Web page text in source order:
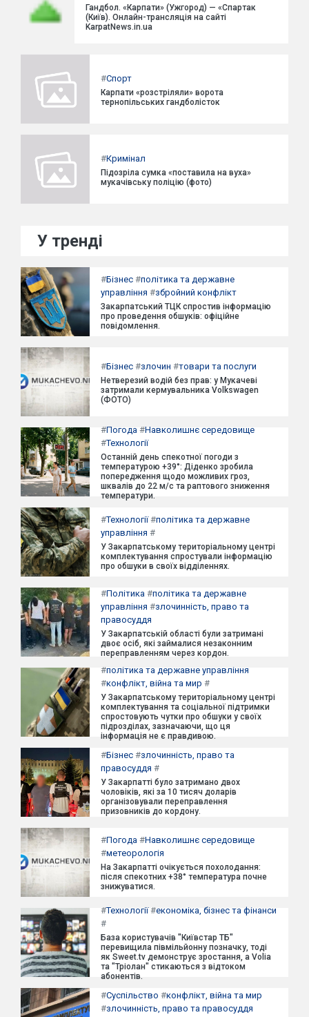
Гандбол. «Карпати» (Ужгород) — «Спартак
(Київ). Онлайн-трансляція на сайті
KarpatNews.in.ua
#Спорт
Карпати «розстріляли» ворота
тернопільських гандболісток
#Кримінал
Підозріла сумка «поставила на вуха»
мукачівську поліцію (фото)
У тренді
#Бізнес #політика та державне
управління #збройний конфлікт
Закарпатський ТЦК спростив інформацію
про проведення обшуків: офіційне
повідомлення.
#Бізнес #злочин #товари та послуги
Нетверезий водій без прав: у Мукачеві
затримали кермувальника Volkswagen
(ФОТО)
#Погода #Навколишнє середовище
#Технології
Останній день спекотної погоди з
температурою +39°: Діденко зробила
попередження щодо можливих гроз,
шквалів до 22 м/с та раптового зниження
температури.
#Технології#політика та державне
управління #
У Закарпатському територіальному центрі
комплектування спростували інформацію
про обшуки в своїх відділеннях.
#Політика #політика та державне
управління #злочинність, право та
правосуддя
У Закарпатській області були затримані
двоє осіб, які займалися незаконним
переправленням через кордон.
#політика та державне управління
#конфлікт, війна та мир #
У Закарпатському територіальному центрі
комплектування та соціальної підтримки
спростовують чутки про обшуки у своїх
підрозділах, зазначаючи, що ця
інформація не є правдивою.
#Бізнес #злочинність, право та
правосуддя #
У Закарпатті було затримано двох
чоловіків, які за 10 тисяч доларів
організовували переправлення
призовників до кордону.
#Погода #Навколишнє середовище
#метеорологія
На Закарпатті очікується похолодання:
після спекотних +38° температура почне
знижуватися.
#Технології#економіка, бізнес та фінанси
#
База користувачів "Київстар ТБ"
перевищила півмільйонну позначку, тоді
як Sweet.tv демонструє зростання, а Volia
та "Тріолан" стикаються з відтоком
абонентів.
#Суспільство #конфлікт, війна та мир
#злочинність, право та правосуддя